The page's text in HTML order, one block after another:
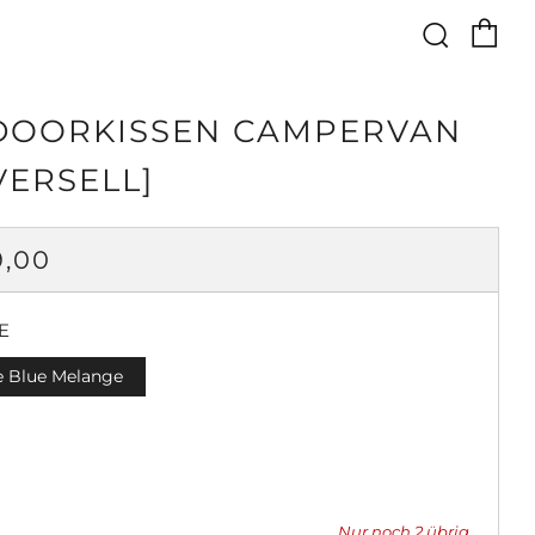
CAMPERVAN
Blue Melange